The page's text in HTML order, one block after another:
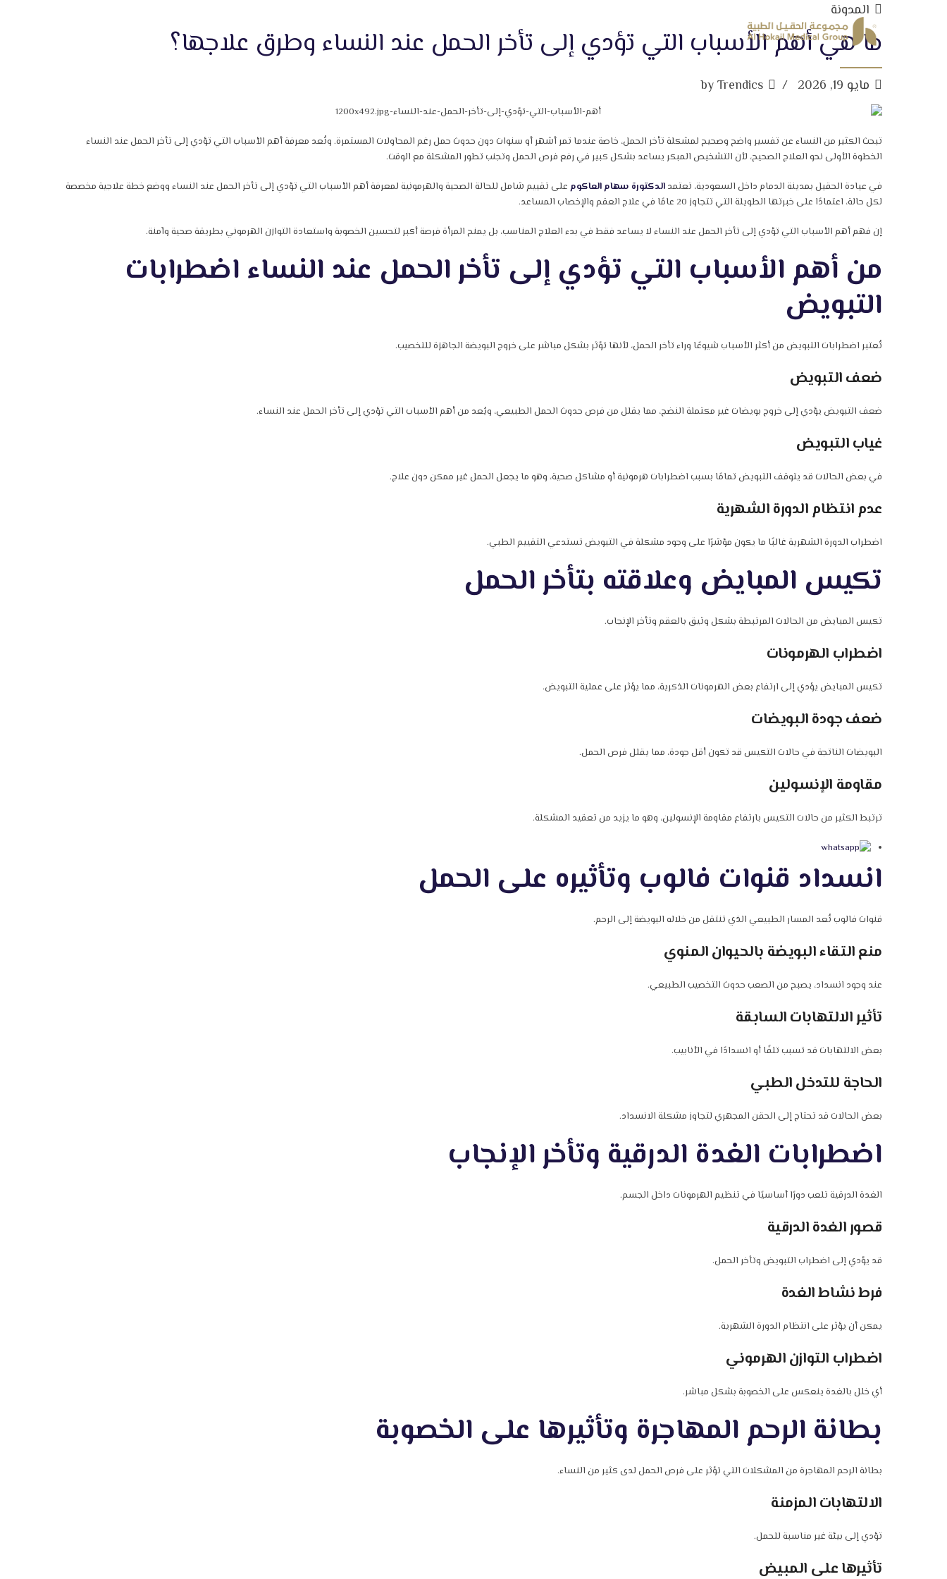
المدونة
ما هي أهم الأسباب التي تؤدي إلى تأخر الحمل عند النساء وطرق علاجها؟
مايو 19, 2026 by Trendics
تبحث الكثير من النساء عن تفسير واضح وصحيح لمشكلة تأخر الحمل، خاصة عندما تمر أشهر أو سنوات دون حدوث حمل رغم المحاولات المستمرة. وتُعد معرفة أهم الأسباب التي تؤدي إلى تأخر الحمل عند النساء
الخطوة الأولى نحو العلاج الصحيح، لأن التشخيص المبكر يساعد بشكل كبير في رفع فرص الحمل وتجنب تطور المشكلة مع الوقت.
في عيادة الحقيل بمدينة الدمام داخل السعودية، تعتمد الدكتورة سهام العاكوم على تقييم شامل للحالة الصحية والهرمونية لمعرفة أهم الأسباب التي تؤدي إلى تأخر الحمل عند النساء ووضع خطة علاجية مخصصة
لكل حالة، اعتمادًا على خبرتها الطويلة التي تتجاوز 20 عامًا في علاج العقم والإخصاب المساعد.
إن فهم أهم الأسباب التي تؤدي إلى تأخر الحمل عند النساء لا يساعد فقط في بدء العلاج المناسب، بل يمنح المرأة فرصة أكبر لتحسين الخصوبة واستعادة التوازن الهرموني بطريقة صحية وآمنة.
من أهم الأسباب التي تؤدي إلى تأخر الحمل عند النساء اضطرابات
التبويض
تُعتبر اضطرابات التبويض من أكثر الأسباب شيوعًا وراء تأخر الحمل، لأنها تؤثر بشكل مباشر على خروج البويضة الجاهزة للتخصيب.
ضعف التبويض
ضعف التبويض يؤدي إلى خروج بويضات غير مكتملة النضج، مما يقلل من فرص حدوث الحمل الطبيعي، ويُعد من أهم الأسباب التي تؤدي إلى تأخر الحمل عند النساء.
غياب التبويض
في بعض الحالات قد يتوقف التبويض تمامًا بسبب اضطرابات هرمونية أو مشاكل صحية، وهو ما يجعل الحمل غير ممكن دون علاج.
عدم انتظام الدورة الشهرية
اضطراب الدورة الشهرية غالبًا ما يكون مؤشرًا على وجود مشكلة في التبويض تستدعي التقييم الطبي.
تكيس المبايض وعلاقته بتأخر الحمل
تكيس المبايض من الحالات المرتبطة بشكل وثيق بالعقم وتأخر الإنجاب.
اضطراب الهرمونات
تكيس المبايض يؤدي إلى ارتفاع بعض الهرمونات الذكرية، مما يؤثر على عملية التبويض.
ضعف جودة البويضات
البويضات الناتجة في حالات التكيس قد تكون أقل جودة، مما يقلل فرص الحمل.
مقاومة الإنسولين
ترتبط الكثير من حالات التكيس بارتفاع مقاومة الإنسولين، وهو ما يزيد من تعقيد المشكلة.
انسداد قنوات فالوب وتأثيره على الحمل
قنوات فالوب تُعد المسار الطبيعي الذي تنتقل من خلاله البويضة إلى الرحم.
منع التقاء البويضة بالحيوان المنوي
عند وجود انسداد، يصبح من الصعب حدوث التخصيب الطبيعي.
تأثير الالتهابات السابقة
بعض الالتهابات قد تسبب تلفًا أو انسدادًا في الأنابيب.
الحاجة للتدخل الطبي
بعض الحالات قد تحتاج إلى الحقن المجهري لتجاوز مشكلة الانسداد.
اضطرابات الغدة الدرقية وتأخر الإنجاب
الغدة الدرقية تلعب دورًا أساسيًا في تنظيم الهرمونات داخل الجسم.
قصور الغدة الدرقية
قد يؤدي إلى اضطراب التبويض وتأخر الحمل.
فرط نشاط الغدة
يمكن أن يؤثر على انتظام الدورة الشهرية.
اضطراب التوازن الهرموني
أي خلل بالغدة ينعكس على الخصوبة بشكل مباشر.
بطانة الرحم المهاجرة وتأثيرها على الخصوبة
بطانة الرحم المهاجرة من المشكلات التي تؤثر على فرص الحمل لدى كثير من النساء.
الالتهابات المزمنة
تؤدي إلى بيئة غير مناسبة للحمل.
تأثيرها على المبيض